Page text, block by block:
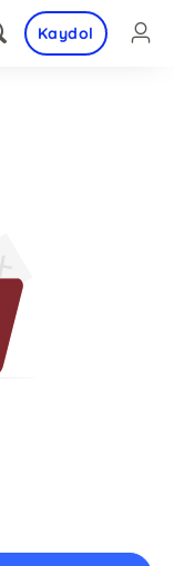
Kaydol